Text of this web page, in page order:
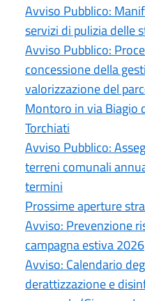
Avviso Pubblico:
servizi di pulizia delle
Avviso Pubblico:
concessione della
valorizzazione del
Montoro in via Biagio
Torchiati
Avviso Pubblico:
terreni comunali
termini
Prossime aperture
Avviso: Prevenzione
campagna estiva 2026
Avviso: Calendario
derattizzazione e